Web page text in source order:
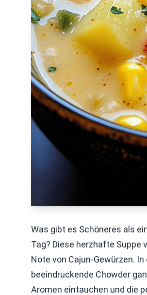
Was gibt es Schöneres als
Tag? Diese herzhafte
Note von Cajun-Gewürzen.
beeindruckende Chowder
Aromen eintauchen und die